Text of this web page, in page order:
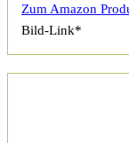
Zum Amazon
Bild-Link*